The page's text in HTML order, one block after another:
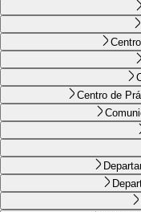
Centro de